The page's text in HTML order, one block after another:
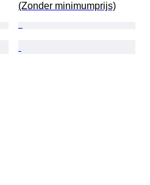
(Zonder minimumprijs)